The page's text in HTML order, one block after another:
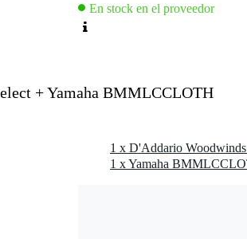
En stock en el proveedor
+ Yamaha BMMLCCLOTH